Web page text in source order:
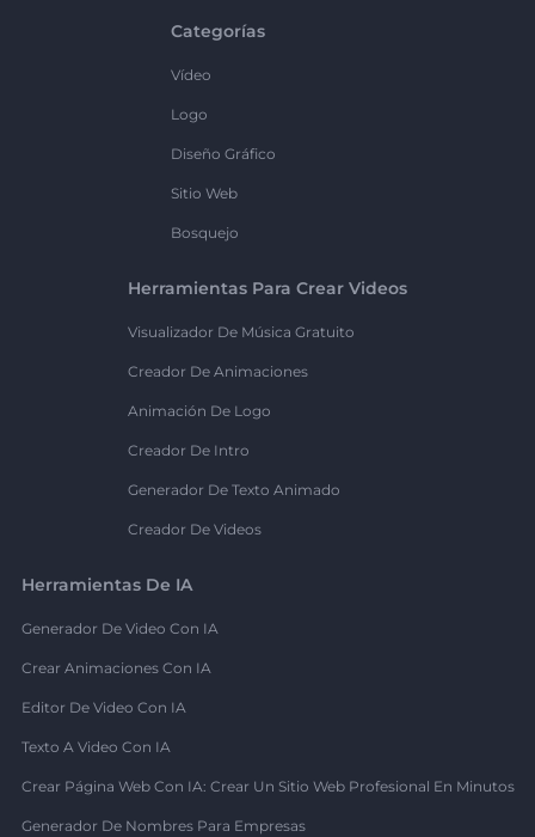
Categorías
Vídeo
Logo
Diseño Gráfico
Sitio Web
Bosquejo
Herramientas Para Crear Videos
Visualizador De Música Gratuito
Creador De Animaciones
Animación De Logo
Creador De Intro
Generador De Texto Animado
Creador De Videos
Herramientas De IA
Generador De Video Con IA
Crear Animaciones Con IA
Editor De Video Con IA
Texto A Video Con IA
Crear Página Web Con IA: Crear Un Sitio Web Profesional En Minutos
Generador De Nombres Para Empresas